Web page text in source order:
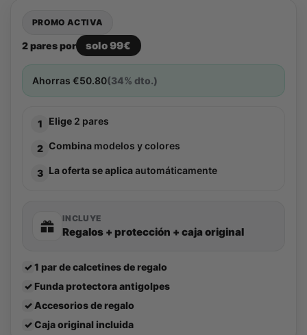
PROMO ACTIVA
2 pares por solo 99€
Ahorras €50.80(34% dto.)
1 Elige 2 pares
2 Combina modelos y colores
3 La oferta se aplicaautomáticamente
INCLUYE
Regalos + protección + caja original
✓1 par de calcetines de regalo
✓ Funda protectora antigolpes
✓ Accesorios de regalo
✓Caja original incluida